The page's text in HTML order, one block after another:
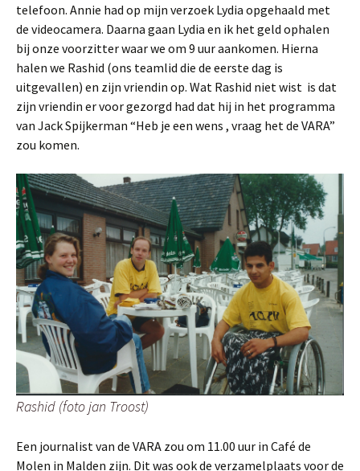
telefoon. Annie had op mijn verzoek Lydia opgehaald met
de videocamera. Daarna gaan Lydia en ik het geld ophalen
bij onze voorzitter waar we om 9 uur aankomen. Hierna
halen we Rashid (ons teamlid die de eerste dag is
uitgevallen) en zijn vriendin op. Wat Rashid niet wist is dat
zijn vriendin er voor gezorgd had dat hij in het programma
van Jack Spijkerman “Heb je een wens , vraag het de VARA”
zou komen.
Rashid (foto jan Troost)
Een journalist van de VARA zou om 11.00 uur in Café de
Molen in Malden zijn. Dit was ook de verzamelplaats voor de